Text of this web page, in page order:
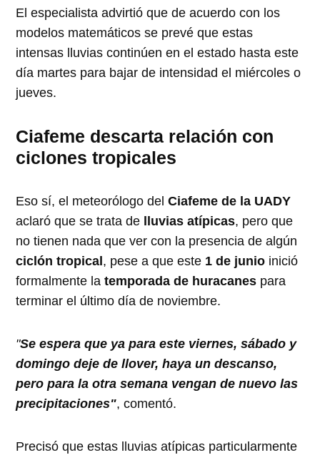
El especialista advirtió que de acuerdo con los
modelos matemáticos se prevé que estas
intensas lluvias continúen en el estado hasta este
día martes para bajar de intensidad el miércoles o
jueves.
Ciafeme descarta relación con
ciclones tropicales
Eso sí, el meteorólogo delCiafeme de la UADY
aclaró que se trata de lluvias atípicas, pero que
no tienen nada que ver con la presencia de algún
ciclón tropical, pese a que este 1 de junio inició
formalmente latemporada de huracanes para
terminar el último día de noviembre.
"Se espera que ya para este viernes, sábado y
domingo deje de llover, haya un descanso,
pero para la otra semana vengan de nuevo las
precipitaciones", comentó.
Precisó que estas lluvias atípicas particularmente